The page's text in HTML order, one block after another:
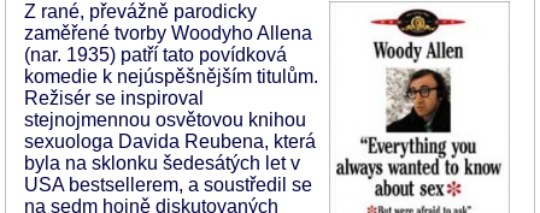
Z rané, převážně parodicky
zaměřené tvorby Woodyho Allena
(nar. 1935) patří tato povídková
komedie k nejúspěšnějším titulům.
Režisér se inspiroval
stejnojmennou osvětovou knihou
sexuologa Davida Reubena, která
byla na sklonku šedesátých let v
USA bestsellerem, a soustředil se
na sedm hojně diskutovaných